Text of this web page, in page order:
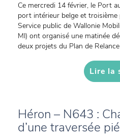
Ce mercredi 14 février, le Port
port intérieur belge et
Service public de Wallonie
MI) ont organisé une matinée
deux projets du Plan de
Lire la
Héron – N643 :
d’une traversée